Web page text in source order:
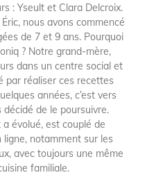
: Yseult et Clara Delcroix.
nous avons commencé
de 7 et 9 ans. Pourquoi
? Notre grand-mère,
dans un centre social et
par réaliser ces recettes
années, c’est vers
de le poursuivre.
a évolué, est couplé de
ligne, notamment sur les
avec toujours une même
familiale.